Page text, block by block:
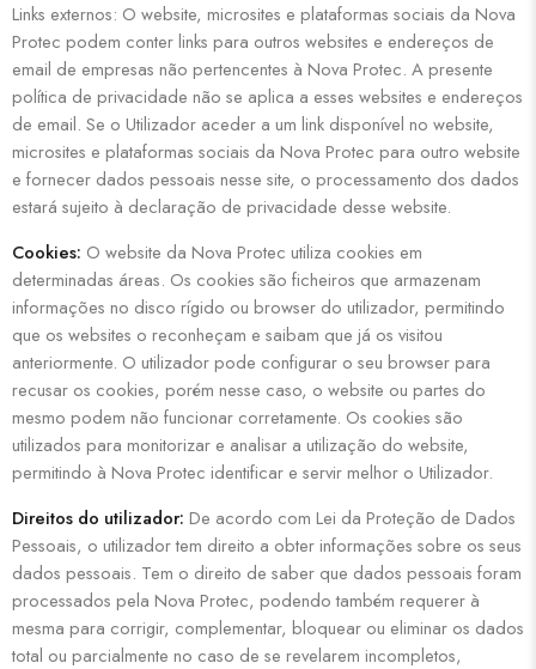
Links externos: O website, microsites e plataformas sociais da Nova
Protec podem conter links para outros websites e endereços de
email de empresas não pertencentes à Nova Protec. A presente
política de privacidade não se aplica a esses websites e endereços
de email. Se o Utilizador aceder a um link disponível no website,
microsites e plataformas sociais da Nova Protec para outro website
e fornecer dados pessoais nesse site, o processamento dos dados
estará sujeito à declaração de privacidade desse website.
Cookies: O website da Nova Protec utiliza cookies em
determinadas áreas. Os cookies são ficheiros que armazenam
informações no disco rígido ou browser do utilizador, permitindo
que os websites o reconheçam e saibam que já os visitou
anteriormente. O utilizador pode configurar o seu browser para
recusar os cookies, porém nesse caso, o website ou partes do
mesmo podem não funcionar corretamente. Os cookies são
utilizados para monitorizar e analisar a utilização do website,
permitindo à Nova Protec identificar e servir melhor o Utilizador.
Direitos do utilizador: De acordo com Lei da Proteção de Dados
Pessoais, o utilizador tem direito a obter informações sobre os seus
dados pessoais. Tem o direito de saber que dados pessoais foram
processados pela Nova Protec, podendo também requerer à
mesma para corrigir, complementar, bloquear ou eliminar os dados
total ou parcialmente no caso de se revelarem incompletos,